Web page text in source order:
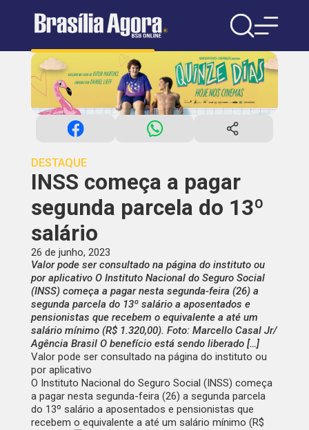
DESTAQUE
INSS começa a pagar
segunda parcela do 13º
salário
26 de junho, 2023
Valor pode ser consultado na página do instituto ou
por aplicativo O Instituto Nacional do Seguro Social
(INSS) começa a pagar nesta segunda-feira (26) a
segunda parcela do 13º salário a aposentados e
pensionistas que recebem o equivalente a até um
salário mínimo (R$ 1.320,00). Foto: Marcello Casal Jr/
Agência Brasil O benefício está sendo liberado […]
Valor pode ser consultado na página do instituto ou
por aplicativo
O Instituto Nacional do Seguro Social (INSS) começa
a pagar nesta segunda-feira (26) a segunda parcela
do 13º salário a aposentados e pensionistas que
recebem o equivalente a até um salário mínimo (R$